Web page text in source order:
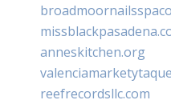
anneskitchen.org
reefrecordsllc.com